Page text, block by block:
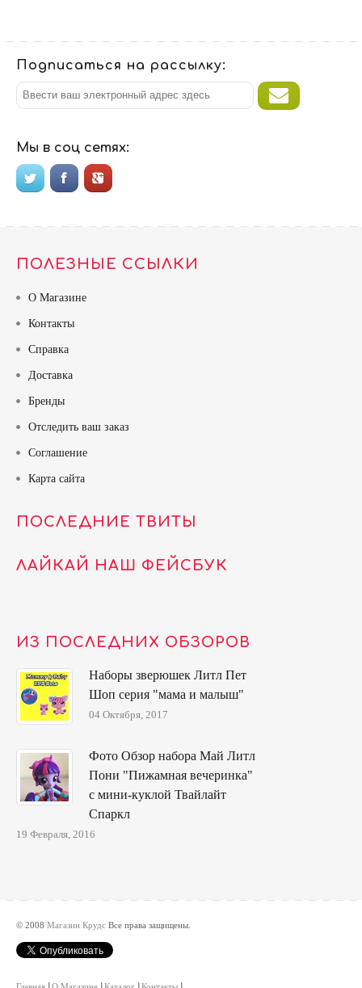
Подписаться на рассылку:
Мы в соц сетях:
ПОЛЕЗНЫЕ ССЫЛКИ
О Магазине
Контакты
Справка
Доставка
Бренды
Отследить ваш заказ
Соглашение
Карта сайта
ПОСЛЕДНИЕ ТВИТЫ
ЛАЙКАЙ НАШ ФЕЙСБУК
ИЗ ПОСЛЕДНИХ ОБЗОРОВ
Наборы зверюшек Литл Пет
Шоп серия "мама и малыш"
04 Октября, 2017
Фото Обзор набора Май Литл
Пони "Пижамная вечеринка"
с мини-куклой Твайлайт
Спаркл
19 Февраля, 2016
© 2008 Магазин Крудс Все права защищены.